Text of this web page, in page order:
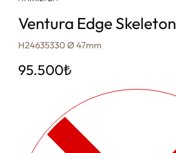
Ventura Edge Skeleton
H24635330 Ø 47mm
95.500₺